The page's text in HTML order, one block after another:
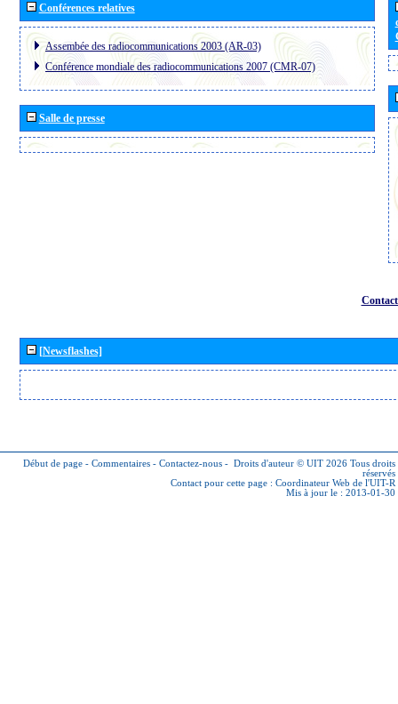
Conférences relatives
Assembée des radiocommunications 2003 (AR-03)
Conférence mondiale des radiocommunications 2007 (CMR-07)
Salle de presse
[Newsflashes]
Début de page - Commentaires - Contactez-nous - Droits d'auteur © UIT 2026 Tous droits
réservés
Contact pour cette page : Coordinateur Web de l'UIT-R
Mis à jour le : 2013-01-30